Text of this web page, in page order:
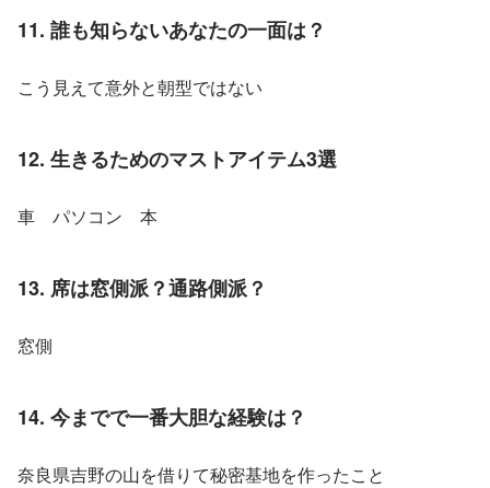
11. 誰も知らないあなたの一面は？
こう見えて意外と朝型ではない
12. 生きるためのマストアイテム3選
車　パソコン　本
13. 席は窓側派？通路側派？
窓側
14. 今までで一番大胆な経験は？
奈良県吉野の山を借りて秘密基地を作ったこと